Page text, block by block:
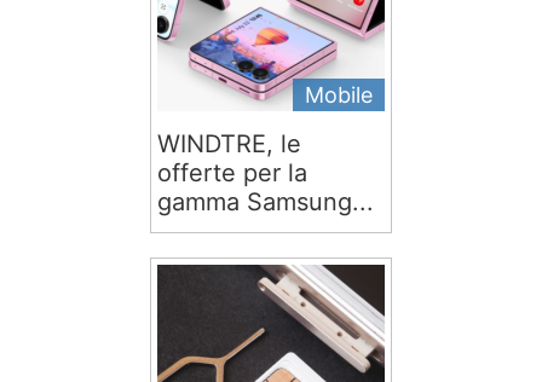
Mobile
WINDTRE, le
offerte per la
gamma Samsung...